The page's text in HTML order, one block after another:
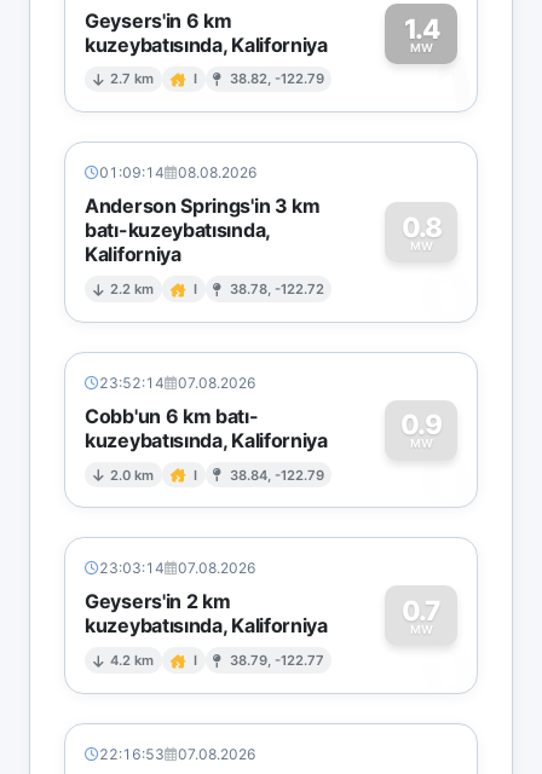
Geysers'in 6 km
kuzeybatısında, Kaliforniya
2.7 km I 38.82, -122.79
1.4
MW1
01:09:14 08.08.2026
Anderson Springs'in 3 km
batı-kuzeybatısında,
Kaliforniya
2.2 km I 38.78, -122.72
0.8
MW
0
23:52:14 07.08.2026
Cobb'un 6 km batı-
kuzeybatısında, Kaliforniya
2.0 km I 38.84, -122.79
0.9
MW
0
23:03:14 07.08.2026
Geysers'in 2 km
kuzeybatısında, Kaliforniya
4.2 km I 38.79, -122.77
0.7
MW
0
22:16:53 07.08.2026